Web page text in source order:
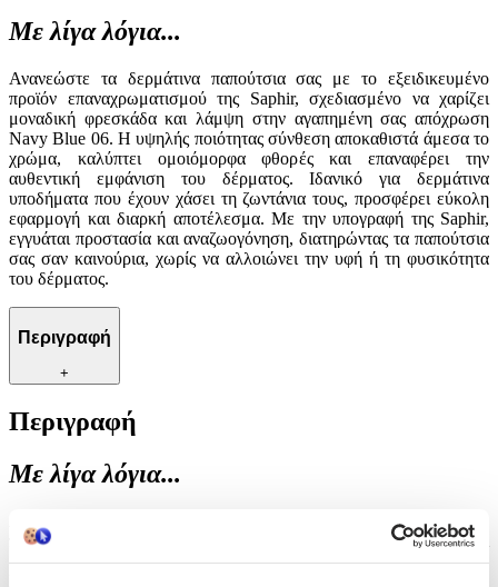
Με λίγα λόγια...
Ανανεώστε τα δερμάτινα παπούτσια σας με το εξειδικευμένο
προϊόν επαναχρωματισμού της Saphir, σχεδιασμένο να χαρίζει
μοναδική φρεσκάδα και λάμψη στην αγαπημένη σας απόχρωση
Navy Blue 06. Η υψηλής ποιότητας σύνθεση αποκαθιστά άμεσα το
χρώμα, καλύπτει ομοιόμορφα φθορές και επαναφέρει την
αυθεντική εμφάνιση του δέρματος. Ιδανικό για δερμάτινα
υποδήματα που έχουν χάσει τη ζωντάνια τους, προσφέρει εύκολη
εφαρμογή και διαρκή αποτέλεσμα. Με την υπογραφή της Saphir,
εγγυάται προστασία και αναζωογόνηση, διατηρώντας τα παπούτσια
σας σαν καινούρια, χωρίς να αλλοιώνει την υφή ή τη φυσικότητα
του δέρματος.
Περιγραφή
+
Περιγραφή
Με λίγα λόγια...
Ανανεώστε τα δερμάτινα παπούτσια σας με το εξειδικευμένο
προϊόν επαναχρωματισμού της Saphir, σχεδιασμένο να χαρίζει
μοναδική φρεσκάδα και λάμψη στην αγαπημένη σας απόχρωση